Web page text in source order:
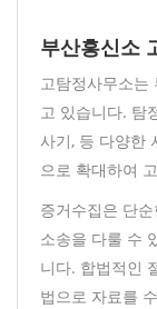
부산흥신소
고탐정사무소는
고 있습니다. 탐
사기, 등 다양한
으로 확대하여
증거수집은 단
소송을 다룰 수
니다. 합법적인
법으로 자료를